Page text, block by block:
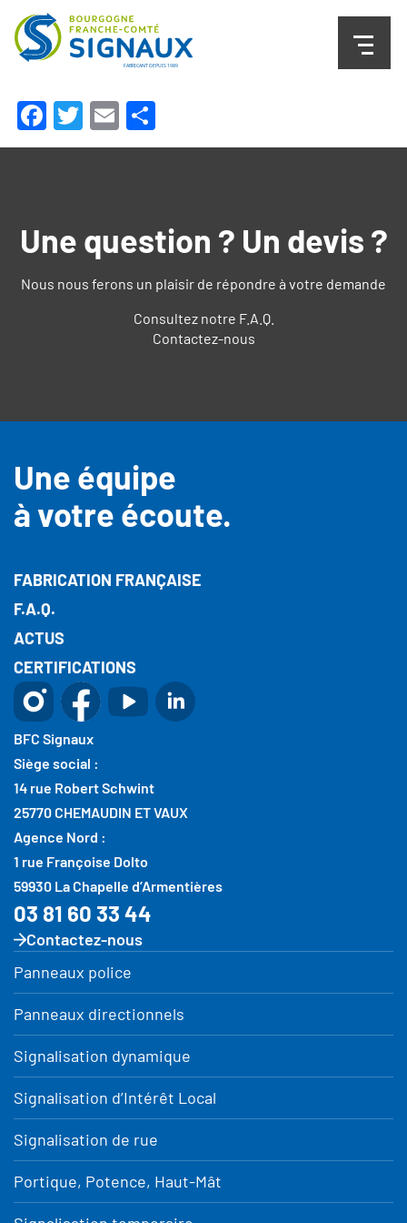
Facebook
Twitter
Email
Une question ? Un devis ?
Nous nous ferons un plaisir de répondre à votre demande
Consultez notre F.A.Q.
Contactez-nous
Une équipe
à votre écoute.
FABRICATION FRANÇAISE
F.A.Q.
ACTUS
CERTIFICATIONS
BFC Signaux
Siège social :
14 rue Robert Schwint
25770 CHEMAUDIN ET VAUX
Agence Nord :
1 rue Françoise Dolto
59930 La Chapelle d’Armentières
03 81 60 33 44
Contactez-nous
Panneaux police
Panneaux directionnels
Signalisation dynamique
Signalisation d’Intérêt Local
Signalisation de rue
Portique, Potence, Haut-Mât